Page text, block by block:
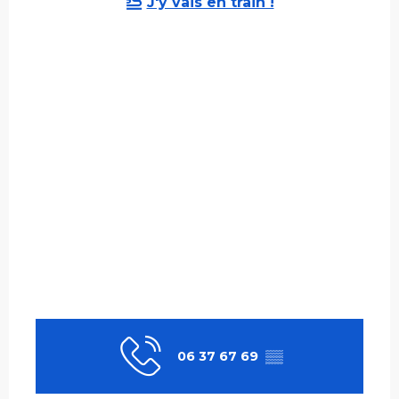
06 37 67 69 ▒▒